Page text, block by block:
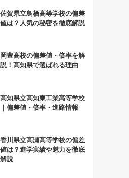
佐賀県立鳥栖高等学校の偏差
値は？人気の秘密を徹底解説
岡豊高校の偏差値・倍率を解
説！高知県で選ばれる理由
高知県立高知東工業高等学校
｜偏差値・倍率・進路情報
香川県立高瀬高等学校の偏差
値は？進学実績や魅力を徹底
解説